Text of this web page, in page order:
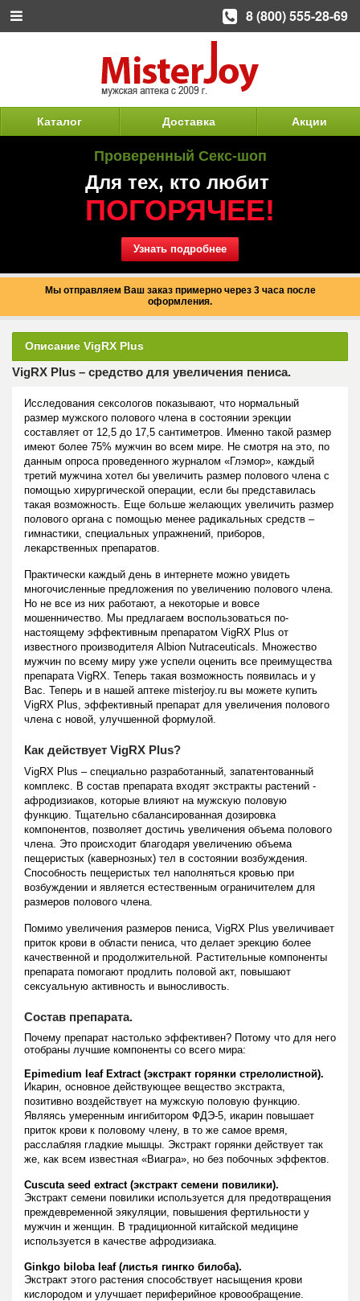
Каталог Доставка Акции
Проверенный Секс-шоп
Для тех, кто любит
ПОГОРЯЧЕЕ!
Узнать подробнее
Мы отправляем Ваш заказ примерно через 3 часа после
оформления.
Описание VigRX Plus
VigRX Plus – средство для увеличения пениса.
Исследования сексологов показывают, что нормальный
размер мужского полового члена в состоянии эрекции
составляет от 12,5 до 17,5 сантиметров. Именно такой размер
имеют более 75% мужчин во всем мире. Не смотря на это, по
данным опроса проведенного журналом «Глэмор», каждый
третий мужчина хотел бы увеличить размер полового члена с
помощью хирургической операции, если бы представилась
такая возможность. Еще больше желающих увеличить размер
полового органа с помощью менее радикальных средств –
гимнастики, специальных упражнений, приборов,
лекарственных препаратов.
Практически каждый день в интернете можно увидеть
многочисленные предложения по увеличению полового члена.
Но не все из них работают, а некоторые и вовсе
мошенничество. Мы предлагаем воспользоваться по-
настоящему эффективным препаратом VigRX Plus от
известного производителя Albion Nutraceuticals. Множество
мужчин по всему миру уже успели оценить все преимущества
препарата VigRX. Теперь такая возможность появилась и у
Вас. Теперь и в нашей аптеке misterjoy.ru вы можете купить
VigRX Plus, эффективный препарат для увеличения полового
члена с новой, улучшенной формулой.
Как действует VigRX Plus?
VigRX Plus – специально разработанный, запатентованный
комплекс. В состав препарата входят экстракты растений -
афродизиаков, которые влияют на мужскую половую
функцию. Тщательно сбалансированная дозировка
компонентов, позволяет достичь увеличения объема полового
члена. Это происходит благодаря увеличению объема
пещеристых (кавернозных) тел в состоянии возбуждения.
Способность пещеристых тел наполняться кровью при
возбуждении и является естественным ограничителем для
размеров полового члена.
Помимо увеличения размеров пениса, VigRX Plus увеличивает
приток крови в области пениса, что делает эрекцию более
качественной и продолжительной. Растительные компоненты
препарата помогают продлить половой акт, повышают
сексуальную активность и выносливость.
Состав препарата.
Почему препарат настолько эффективен? Потому что для него
отобраны лучшие компоненты со всего мира:
Epimedium leaf Extract (экстракт горянки стрелолистной).
Икарин, основное действующее вещество экстракта,
позитивно воздействует на мужскую половую функцию.
Являясь умеренным ингибитором ФДЭ-5, икарин повышает
приток крови к половому члену, в то же самое время,
расслабляя гладкие мышцы. Экстракт горянки действует так
же, как всем известная «Виагра», но без побочных эффектов.
Cuscuta seed extract (экстракт семени повилики).
Экстракт семени повилики используется для предотвращения
преждевременной эякуляции, повышения фертильности у
мужчин и женщин. В традиционной китайской медицине
используется в качестве афродизиака.
Ginkgo biloba leaf (листья гингко билоба).
Экстракт этого растения способствует насыщения крови
кислородом и улучшает периферийное кровообращение.
8 (800) 555-28-69